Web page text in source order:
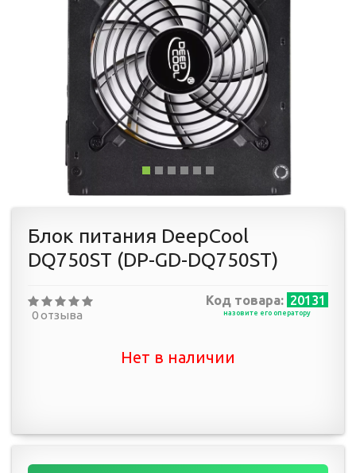
Блок питания DeepCool
DQ750ST (DP-GD-DQ750ST)
0 отзыва
Код товара: 20131
назовите его оператору
Нет в наличии